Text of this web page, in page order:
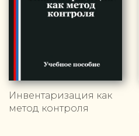
Инвентаризация как
метод контроля